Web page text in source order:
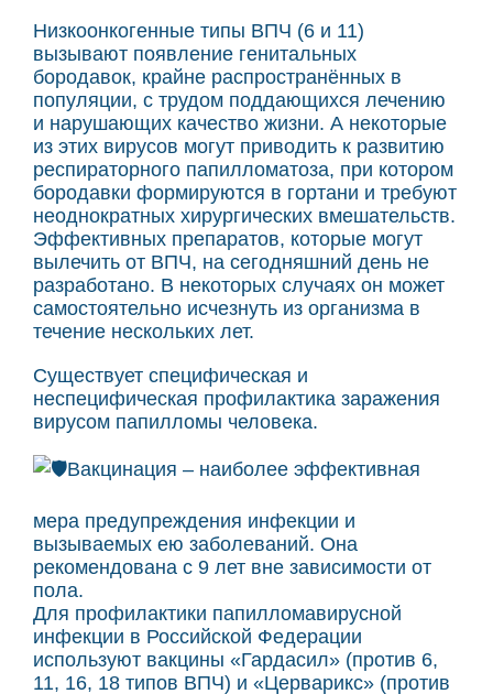
Низкоонкогенные типы ВПЧ (6 и 11)
вызывают появление генитальных
бородавок, крайне распространённых в
популяции, с трудом поддающихся лечению
и нарушающих качество жизни. А некоторые
из этих вирусов могут приводить к развитию
респираторного папилломатоза, при котором
бородавки формируются в гортани и требуют
неоднократных хирургических вмешательств.
Эффективных препаратов, которые могут
вылечить от ВПЧ, на сегодняшний день не
разработано. В некоторых случаях он может
самостоятельно исчезнуть из организма в
течение нескольких лет.
Существует специфическая и
неспецифическая профилактика заражения
вирусом папилломы человека.
Вакцинация – наиболее эффективная
мера предупреждения инфекции и
вызываемых ею заболеваний. Она
рекомендована с 9 лет вне зависимости от
пола.
Для профилактики папилломавирусной
инфекции в Российской Федерации
используют вакцины «Гардасил» (против 6,
11, 16, 18 типов ВПЧ) и «Церварикс» (против